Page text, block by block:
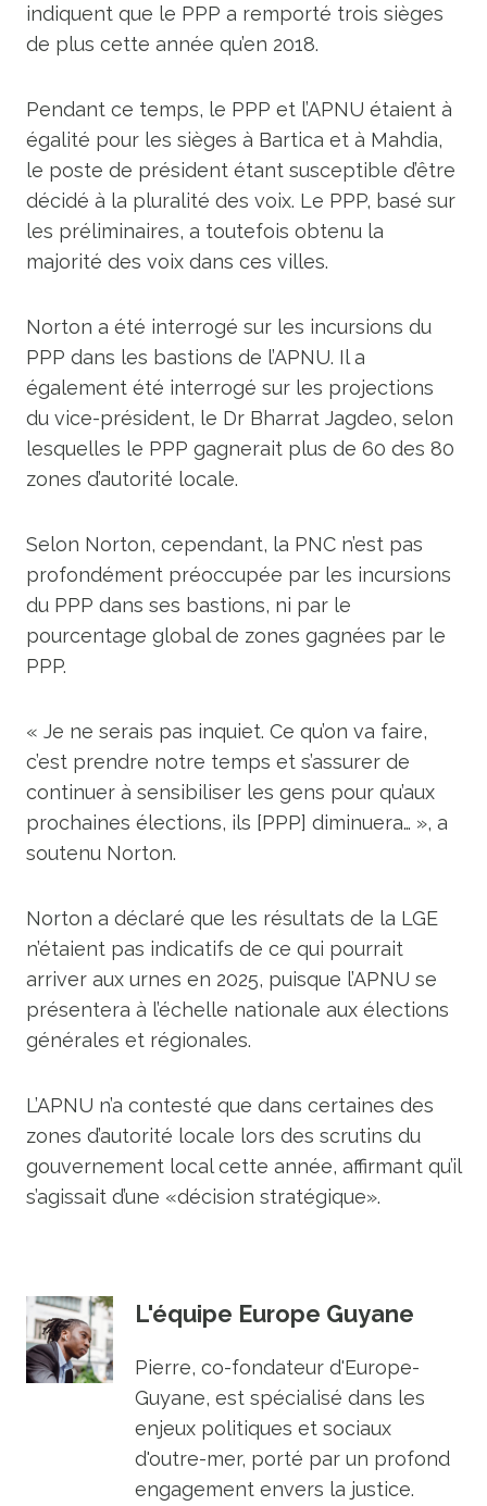
indiquent que le PPP a remporté trois sièges
de plus cette année qu’en 2018.
Pendant ce temps, le PPP et l’APNU étaient à
égalité pour les sièges à Bartica et à Mahdia,
le poste de président étant susceptible d’être
décidé à la pluralité des voix. Le PPP, basé sur
les préliminaires, a toutefois obtenu la
majorité des voix dans ces villes.
Norton a été interrogé sur les incursions du
PPP dans les bastions de l’APNU. Il a
également été interrogé sur les projections
du vice-président, le Dr Bharrat Jagdeo, selon
lesquelles le PPP gagnerait plus de 60 des 80
zones d’autorité locale.
Selon Norton, cependant, la PNC n’est pas
profondément préoccupée par les incursions
du PPP dans ses bastions, ni par le
pourcentage global de zones gagnées par le
PPP.
« Je ne serais pas inquiet. Ce qu’on va faire,
c’est prendre notre temps et s’assurer de
continuer à sensibiliser les gens pour qu’aux
prochaines élections, ils [PPP] diminuera… », a
soutenu Norton.
Norton a déclaré que les résultats de la LGE
n’étaient pas indicatifs de ce qui pourrait
arriver aux urnes en 2025, puisque l’APNU se
présentera à l’échelle nationale aux élections
générales et régionales.
L’APNU n’a contesté que dans certaines des
zones d’autorité locale lors des scrutins du
gouvernement local cette année, affirmant qu’il
s’agissait d’une «décision stratégique».
L'équipe Europe Guyane
Pierre, co-fondateur d'Europe-
Guyane, est spécialisé dans les
enjeux politiques et sociaux
d'outre-mer, porté par un profond
engagement envers la justice.